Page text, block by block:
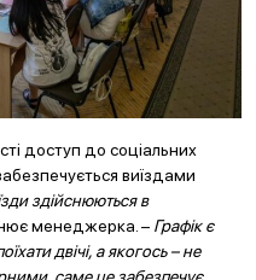
доступ до соціальних
виїздами
здійснюються в
менеджерка. – Графік є
двічі, а якогось – не